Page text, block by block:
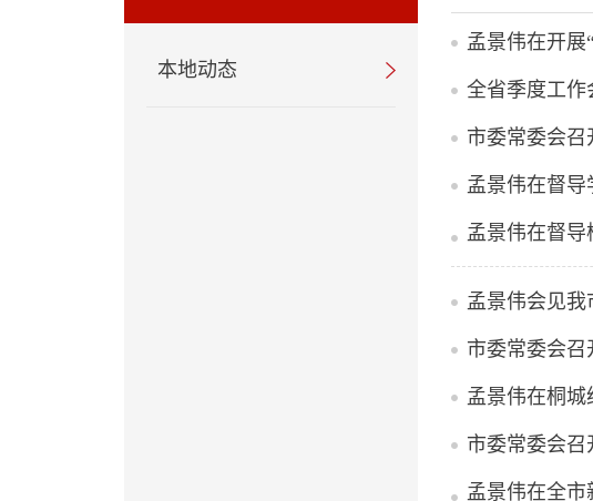
本地动态
孟景伟在开展
孟景伟会见我